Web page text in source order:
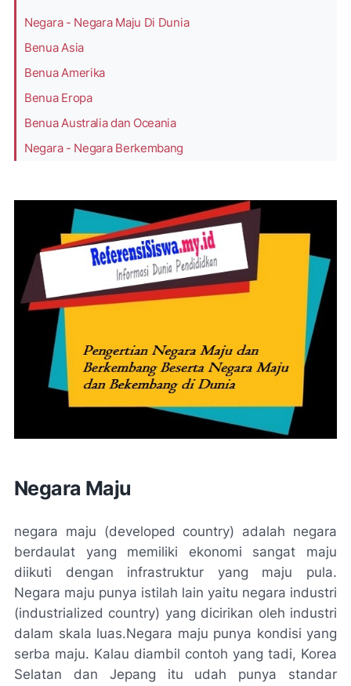
Negara - Negara Maju Di Dunia
Benua Asia
Benua Amerika
Benua Eropa
Benua Australia dan Oceania
Negara - Negara Berkembang
Negara Maju
negara maju (developed country) adalah negara
berdaulat yang memiliki ekonomi sangat maju
diikuti dengan infrastruktur yang maju pula.
Negara maju punya istilah lain yaitu negara industri
(industrialized country) yang dicirikan oleh industri
dalam skala luas.Negara maju punya kondisi yang
serba maju. Kalau diambil contoh yang tadi, Korea
Selatan dan Jepang itu udah punya standar